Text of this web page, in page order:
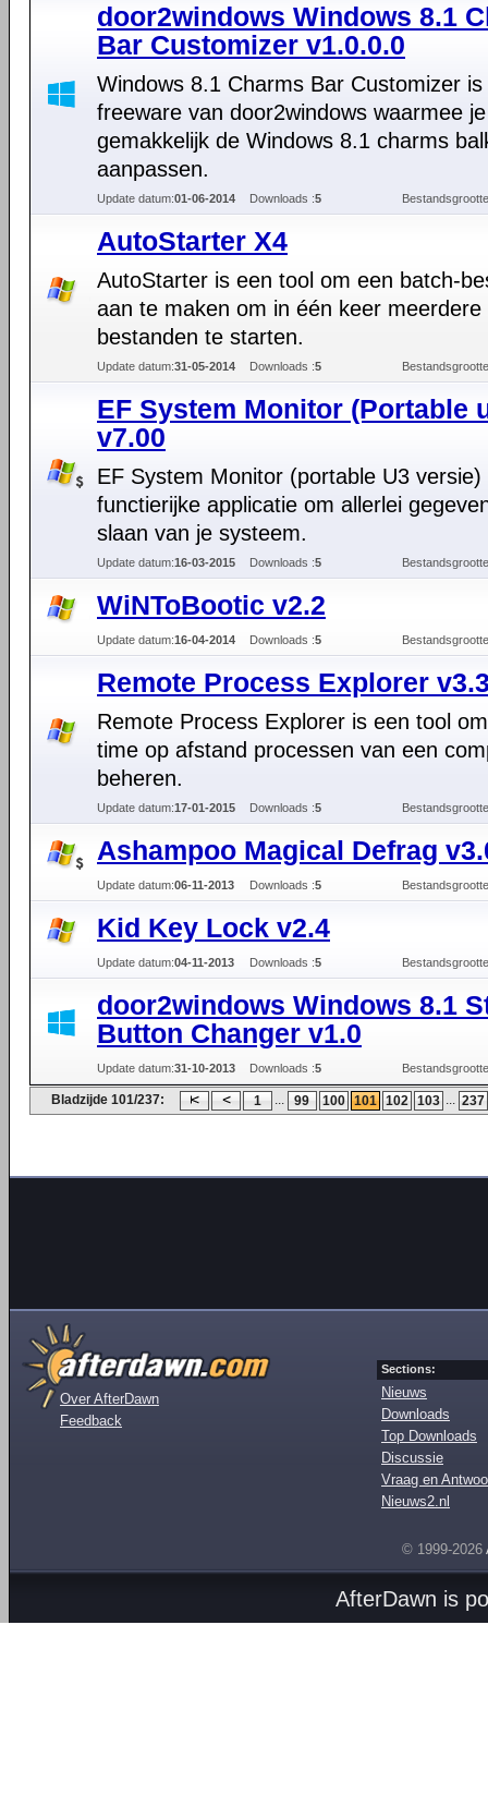
door2windows Windows 8.1
Bar Customizer v1.0.0.0
Windows 8.1 Charms Bar Customizer is
freeware van door2windows waarmee je
gemakkelijk de Windows 8.1 charms
aanpassen.
Update datum:01-06-2014 Downloads :5
AutoStarter X4
AutoStarter is een tool om een batch-
aan te maken om in één keer meerdere
bestanden te starten.
Update datum:31-05-2014 Downloads :5
EF System Monitor (Portable
v7.00
EF System Monitor (portable U3 versie)
functierijke applicatie om allerlei
slaan van je systeem.
Update datum:16-03-2015 Downloads :5
WiNToBootic v2.2
Update datum:16-04-2014 Downloads :5
Remote Process Explorer
Remote Process Explorer is een tool
time op afstand processen van een
beheren.
Update datum:17-01-2015 Downloads :5
Ashampoo Magical Defrag
Update datum:06-11-2013 Downloads :5
Kid Key Lock v2.4
Update datum:04-11-2013 Downloads :5
door2windows Windows 8.1
Button Changer v1.0
Update datum:31-10-2013 Downloads :5
Bladzijde 101/237: 1 ... 99 100 101 102 103 ... 237
Over AfterDawn
Feedback
Sections:
Nieuws
Downloads
Top Downloads
Discussie
Vraag en
Nieuws2.nl
© 1999-2026
AfterDawn is